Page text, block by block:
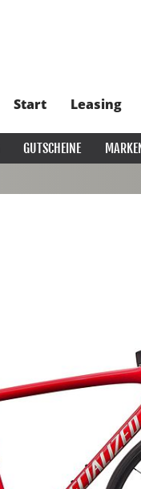
Start Leasing
GUTSCHEINE